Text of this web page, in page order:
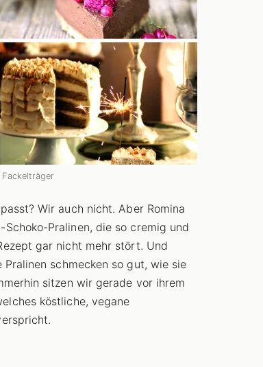
Wir auch nicht. Aber Romina
Pralinen, die so cremig und
gar nicht mehr stört. Und
schmecken so gut, wie sie
sitzen wir gerade vor ihrem
köstliche, vegane